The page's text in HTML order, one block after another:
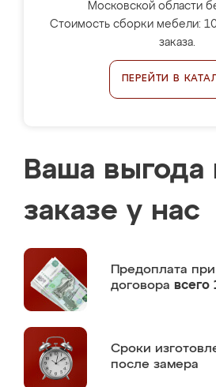
Московской области
Стоимость сборки мебели:
заказа.
ПЕРЕЙТИ В
Ваша выгода
заказе у нас
Предоплата
договора всего
Сроки
после замера